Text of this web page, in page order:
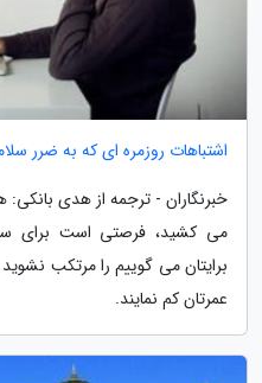
اشتباهات روزمره ای که به ضرر
خبرنگاران - ترجمه از هدی
می کشید، فرصتی است برای
برایتان می گوییم را مرتکب نشوید
عمرتان کم نمایند.